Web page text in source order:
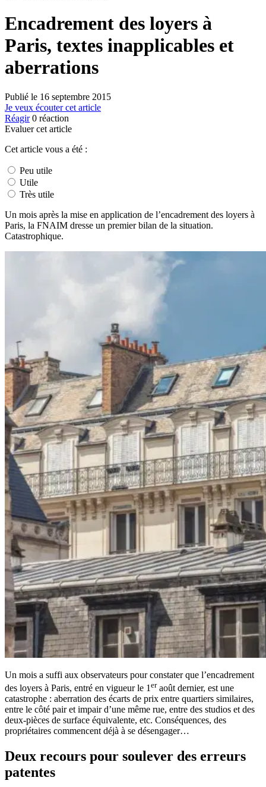
Encadrement des loyers à
Paris, textes inapplicables et
aberrations
Publié le 16 septembre 2015
Je veux écouter cet article
Réagir 0 réaction
Evaluer cet article
Cet article vous a été :
Peu utile
Utile
Très utile
Un mois après la mise en application de l’encadrement des loyers à
Paris, la FNAIM dresse un premier bilan de la situation.
Catastrophique.
Un mois a suffi aux observateurs pour constater que l’encadrement
des loyers à Paris, entré en vigueur le 1 eraoût dernier, est une
catastrophe : aberration des écarts de prix entre quartiers similaires,
entre le côté pair et impair d’une même rue, entre des studios et des
deux-pièces de surface équivalente, etc. Conséquences, des
propriétaires commencent déjà à se désengager…
Deux recours pour soulever des erreurs
patentes